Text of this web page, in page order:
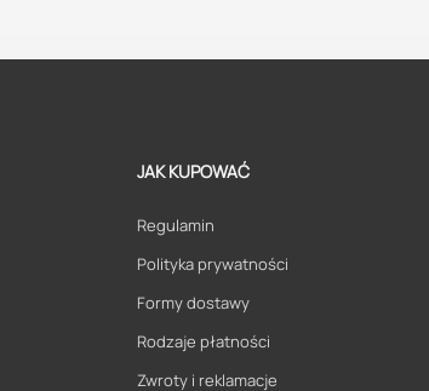
JAK KUPOWAĆ
Regulamin
Polityka prywatności
Formy dostawy
Rodzaje płatności
Zwroty i reklamacje